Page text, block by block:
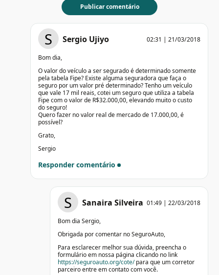
S Sergio Ujiyo 02:31 | 21/03/2018
Bom dia,
O valor do veículo a ser segurado é determinado somente
pela tabela Fipe? Existe alguma seguradora que faça o
seguro por um valor pré determinado? Tenho um veículo
que vale 17 mil reais, cotei um seguro que utiliza a tabela
Fipe com o valor de R$32.000,00, elevando muito o custo
do seguro!
Quero fazer no valor real de mercado de 17.000,00, é
possível?
Grato,
Sergio
Responder comentário
S Sanaira Silveira 01:49 | 22/03/2018
Bom dia Sergio,
Obrigada por comentar no SeguroAuto,
Para esclarecer melhor sua dúvida, preencha o
formulário em nossa página clicando no link
https://seguroauto.org/cote/para que um corretor
parceiro entre em contato com você.